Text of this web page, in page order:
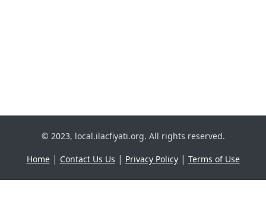
© 2023, local.ilacfiyati.org. All rights reserved.
Home| Contact Us Us | Privacy Policy| Terms of Use